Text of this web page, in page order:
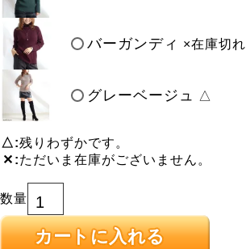
バーガンディ ×在庫切れ
グレーベージュ △
△ 残りわずかです。
✕ ただいま在庫がございません。
カートに入れる